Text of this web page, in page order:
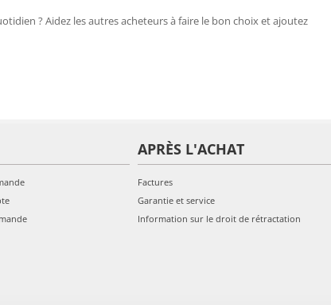
? Aidez les autres acheteurs à faire le bon choix et ajoutez
APRÈS L'ACHAT
Factures
Garantie et service
Information sur le droit de rétractation